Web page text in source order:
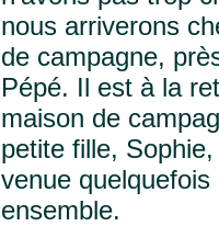
nous arriverons
de campagne,
Pépé. Il est à la
maison de
petite fille,
venue
ensemble.